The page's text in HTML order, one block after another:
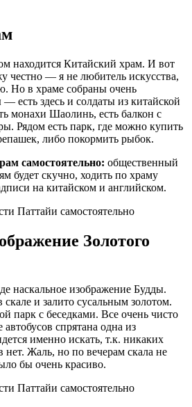
находится Китайский храм. И вот
честно — я не любитель искусства,
Но в храме собраны очень
есть здесь и солдаты из китайской
монахи Шаолинь, есть балкон с
Рядом есть парк, где можно купить
либо покормить рыбок.
самостоятельно: общественный
будет скучно, ходить по храму
на китайском и английском.
Золотого
наскальное изображение Будды.
и залито сусальным золотом.
парк с беседками. Все очень чисто
спрятана одна из
именно искать, т.к. никаких
нет. Жаль, но по вечерам скала не
бы очень красиво.